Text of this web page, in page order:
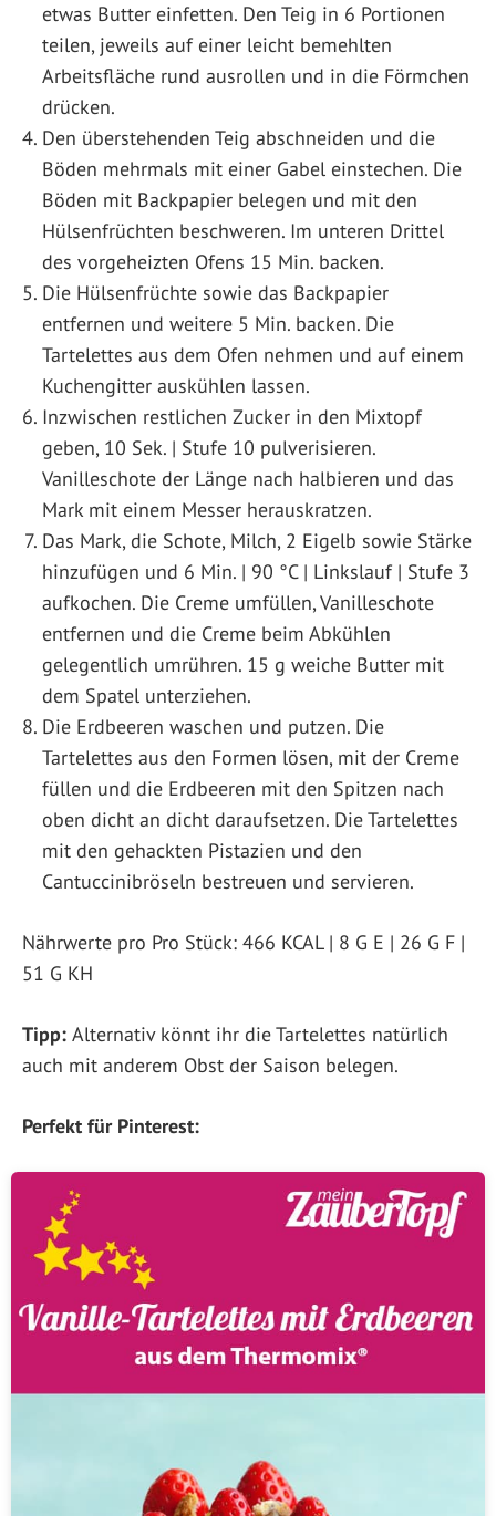
etwas Butter einfetten. Den Teig in 6 Portionen
teilen, jeweils auf einer leicht bemehlten
Arbeitsfläche rund ausrollen und in die Förmchen
drücken.
Den überstehenden Teig abschneiden und die
Böden mehrmals mit einer Gabel einstechen. Die
Böden mit Backpapier belegen und mit den
Hülsenfrüchten beschweren. Im unteren Drittel
des vorgeheizten Ofens 15 Min. backen.
Die Hülsenfrüchte sowie das Backpapier
entfernen und weitere 5 Min. backen. Die
Tartelettes aus dem Ofen nehmen und auf einem
Kuchengitter auskühlen lassen.
Inzwischen restlichen Zucker in den Mixtopf
geben, 10 Sek. | Stufe 10 pulverisieren.
Vanilleschote der Länge nach halbieren und das
Mark mit einem Messer herauskratzen.
Das Mark, die Schote, Milch, 2 Eigelb sowie Stärke
hinzufügen und 6 Min. | 90 °C | Linkslauf | Stufe 3
aufkochen. Die Creme umfüllen, Vanilleschote
entfernen und die Creme beim Abkühlen
gelegentlich umrühren. 15 g weiche Butter mit
dem Spatel unterziehen.
Die Erdbeeren waschen und putzen. Die
Tartelettes aus den Formen lösen, mit der Creme
füllen und die Erdbeeren mit den Spitzen nach
oben dicht an dicht daraufsetzen. Die Tartelettes
mit den gehackten Pistazien und den
Cantuccinibröseln bestreuen und servieren.
Nährwerte pro Pro Stück: 466 KCAL | 8 G E | 26 G F |
51 G KH
Tipp: Alternativ könnt ihr die Tartelettes natürlich
auch mit anderem Obst der Saison belegen.
Perfekt für Pinterest: